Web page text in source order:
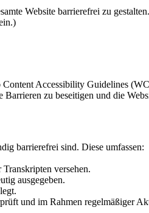
Website barrierefrei zu
Accessibility Guidelines
zu beseitigen und die
barrierefrei sind. Diese umfassen:
versehen.
ausgegeben.
und im Rahmen regelmäßiger